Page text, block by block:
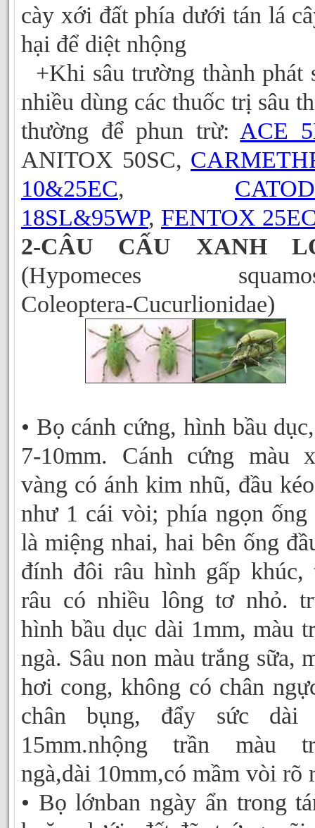
cày xới đất phía dưới tán lá
hại để diệt nhộng
+Khi sâu trường thành phát
nhiều dùng các thuốc trị sâu
thường để phun trừ: ACE
ANITOX 50SC,
10&25EC,
18SL&95WP, FENTOX
2-CÂU CẤU XANH
(Hypomeces
Coleoptera-Cucurlionidae)
• Bọ cánh cứng, hình bầu
7-10mm. Cánh cứng màu
vàng có ánh kim nhũ, đầu
như 1 cái vòi; phía ngọn ống
là miệng nhai, hai bên ống
đính đôi râu hình gấp khúc,
râu có nhiều lông tơ nhỏ.
hình bầu dục dài 1mm, màu
ngà. Sâu non màu trắng sữa,
hơi cong, không có chân
chân bụng, đẩy sức dài
15mm.nhộng trần màu
ngà,dài 10mm,có mầm vòi rõ
• Bọ lớnban ngày ẩn trong